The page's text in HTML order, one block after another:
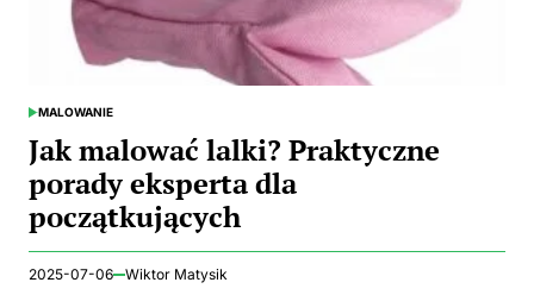
POSTED
MALOWANIE
Jak malować lalki? Praktyczne
porady eksperta dla
początkujących
2025-07-06 Wiktor Matysik